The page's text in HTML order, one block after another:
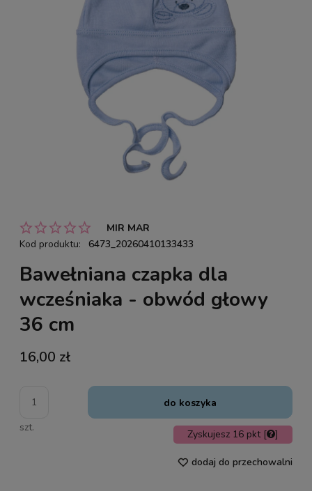
MIR MAR
Kod produktu:
6473_20260410133433
Bawełniana czapka dla
wcześniaka - obwód głowy
36 cm
16,00 zł
szt.
do koszyka
Zyskujesz 16 pkt [ ]
dodaj do przechowalni